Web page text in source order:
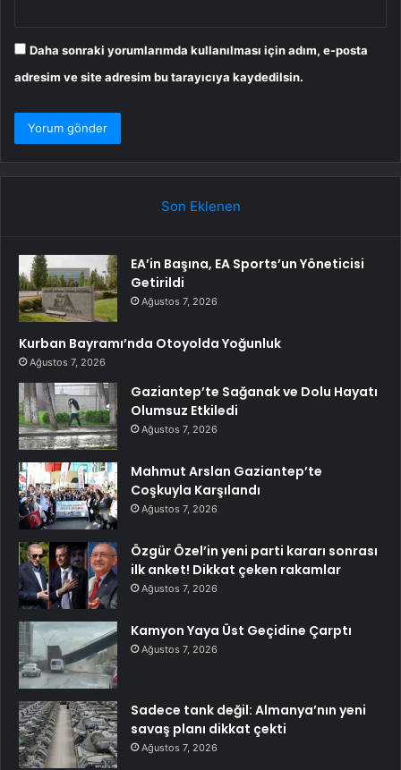
Daha sonraki yorumlarımda kullanılması için adım, e-posta
adresim ve site adresim bu tarayıcıya kaydedilsin.
Son Eklenen
EA’in Başına, EA Sports’un Yöneticisi
Getirildi
Ağustos 7, 2026
Kurban Bayramı’nda Otoyolda Yoğunluk
Ağustos 7, 2026
Gaziantep’te Sağanak ve Dolu Hayatı
Olumsuz Etkiledi
Ağustos 7, 2026
Mahmut Arslan Gaziantep’te
Coşkuyla Karşılandı
Ağustos 7, 2026
Özgür Özel’in yeni parti kararı sonrası
ilk anket! Dikkat çeken rakamlar
Ağustos 7, 2026
Kamyon Yaya Üst Geçidine Çarptı
Ağustos 7, 2026
Sadece tank değil: Almanya’nın yeni
savaş planı dikkat çekti
Ağustos 7, 2026